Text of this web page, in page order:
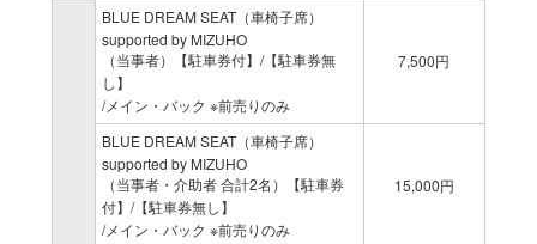
BLUE DREAM SEAT（車椅子席）
supported by MIZUHO
（当事者）【駐車券付】/【駐車券無
し】
/メイン・バック ※前売りのみ
7,500円
BLUE DREAM SEAT（車椅子席）
supported by MIZUHO
（当事者・介助者 合計2名）【駐車券
付】/【駐車券無し】
/メイン・バック ※前売りのみ
15,000円